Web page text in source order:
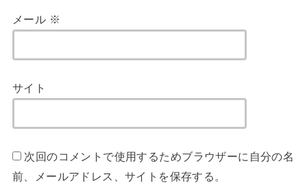
メール ※
サイト
次回のコメントで使用するためブラウザーに自分の名
前、メールアドレス、サイトを保存する。